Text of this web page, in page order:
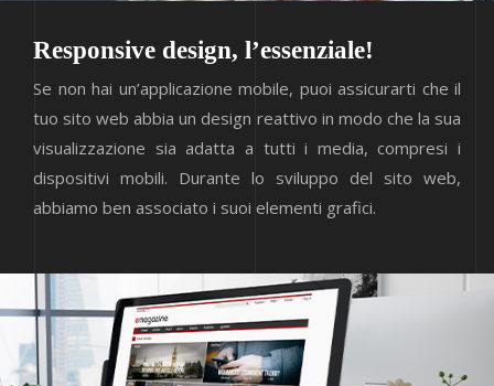
Responsive design, l’essenziale!
Se non hai un’applicazione mobile, puoi assicurarti che il
tuo sito web abbia un design reattivo in modo che la sua
visualizzazione sia adatta a tutti i media, compresi i
dispositivi mobili. Durante lo sviluppo del sito web,
abbiamo ben associato i suoi elementi grafici.